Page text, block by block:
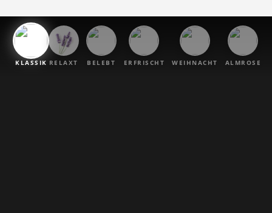
KLASSIK RELAXT BELEBT ERFRISCHT WEIHNACHT ALMROSE